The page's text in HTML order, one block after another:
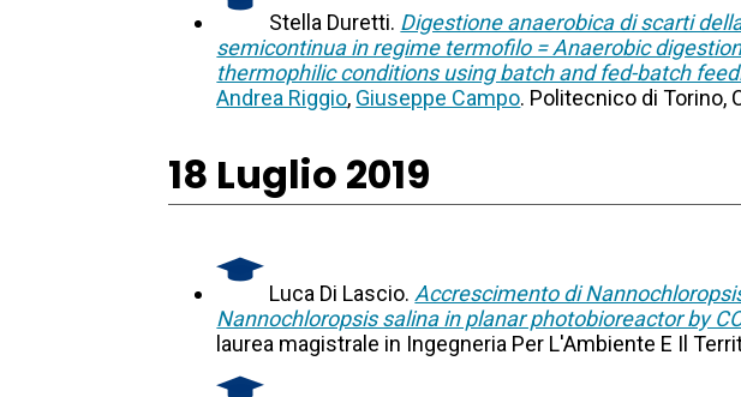
Stella Duretti. Digestione anaerobica di scarti
semicontinua in regime termofilo = Anaerobic
thermophilic conditions using batch and fed-batch
Andrea Riggio, Giuseppe Campo. Politecnico di Torino,
18 Luglio 2019
Luca Di Lascio. Accrescimento di
Nannochloropsis salina in planar photobioreactor by
laurea magistrale in Ingegneria Per L'Ambiente E Il